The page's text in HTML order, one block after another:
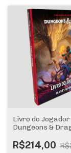
Livro do Jogador
Dungeons &
R$214,00